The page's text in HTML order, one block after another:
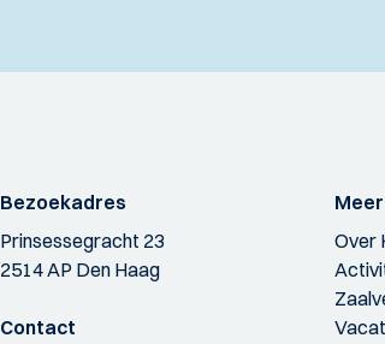
Bezoekadres
Prinsessegracht 23
2514 AP Den Haag
Contact
Meer
Over